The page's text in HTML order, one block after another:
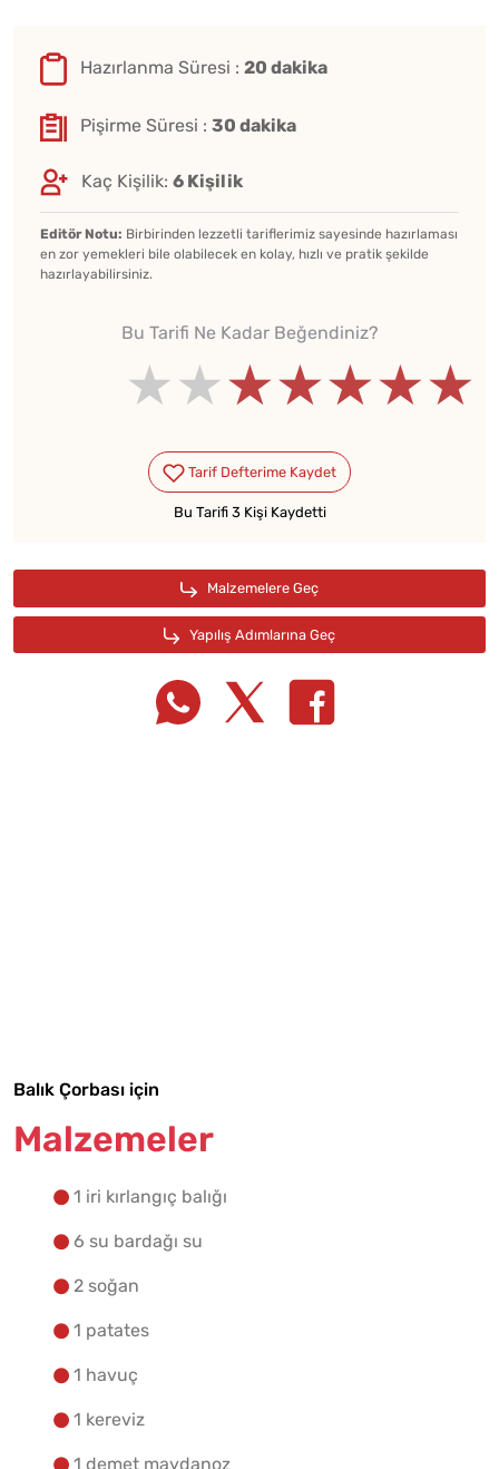
Hazırlanma Süresi : 20 dakika
Pişirme Süresi : 30 dakika
Kaç Kişilik: 6 Kişilik
Editör Notu: Birbirinden lezzetli tariflerimiz sayesinde hazırlaması
en zor yemekleri bile olabilecek en kolay, hızlı ve pratik şekilde
hazırlayabilirsiniz.
Bu Tarifi Ne Kadar Beğendiniz?
★★★★★
★★★★★
★★★★★
Bu Tarifi 3 Kişi Kaydetti
Balık Çorbası için
Malzemeler
1 iri kırlangıç balığı
6 su bardağı su
2 soğan
1 patates
1 havuç
1 kereviz
1 demet maydanoz